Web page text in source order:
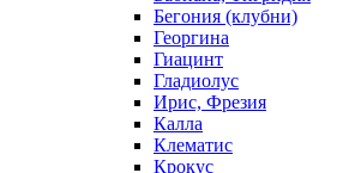
Бегония (клубни)
Георгина
Гиацинт
Гладиолус
Ирис, Фрезия
Калла
Клематис
Крокус